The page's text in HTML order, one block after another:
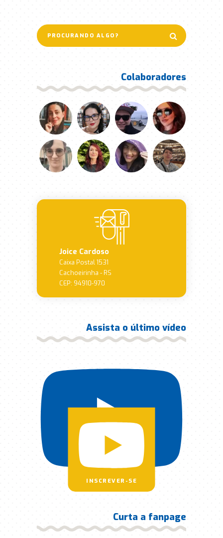
Colaboradores
Joice Cardoso
Caixa Postal 1531
Cachoeirinha - RS
CEP: 94910-970
Assista o último vídeo
INSCREVER-SE
Curta a fanpage